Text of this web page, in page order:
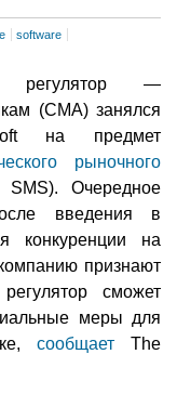
software
регулятор —
(CMA) занялся
на предмет
рыночного
Очередное
введения в
конкуренции на
признают
сможет
меры для
сообщает The